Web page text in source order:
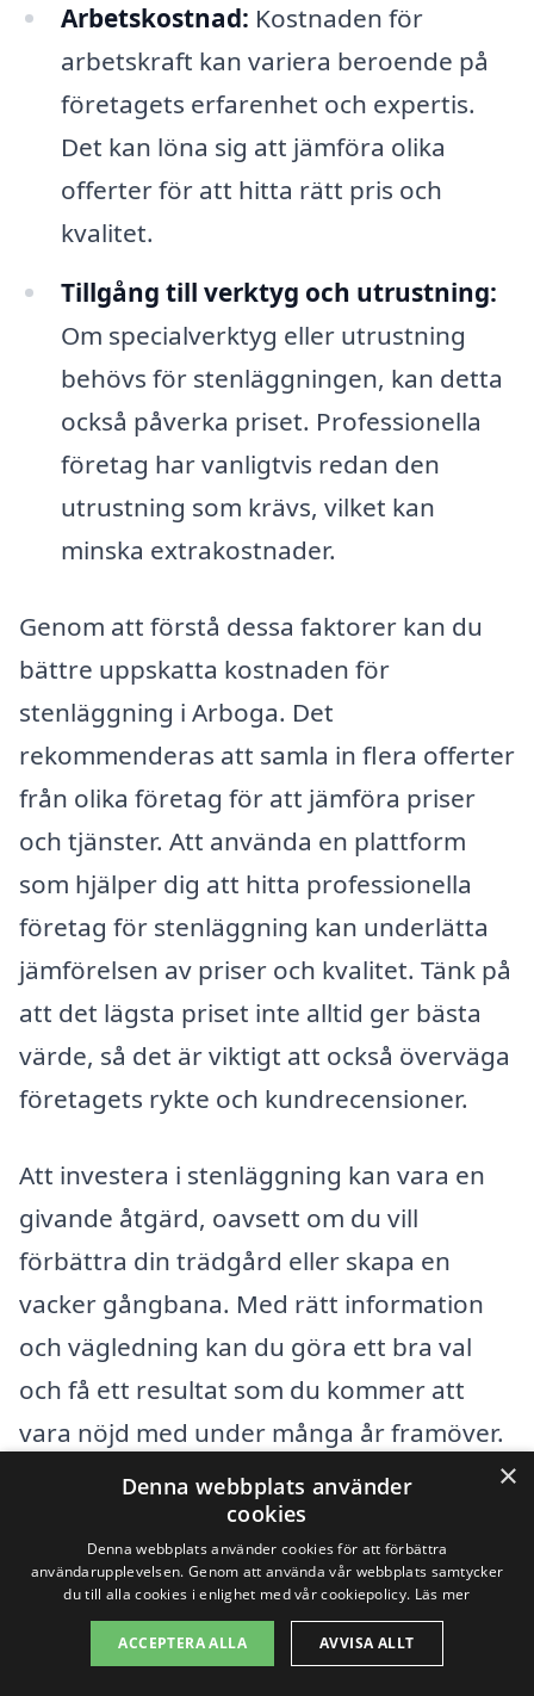
Arbetskostnad: Kostnaden för
arbetskraft kan variera beroende på
företagets erfarenhet och expertis.
Det kan löna sig att jämföra olika
offerter för att hitta rätt pris och
kvalitet.
Tillgång till verktyg och utrustning:
Om specialverktyg eller utrustning
behövs för stenläggningen, kan detta
också påverka priset. Professionella
företag har vanligtvis redan den
utrustning som krävs, vilket kan
minska extrakostnader.
Genom att förstå dessa faktorer kan du
bättre uppskatta kostnaden för
stenläggning i Arboga. Det
rekommenderas att samla in flera offerter
från olika företag för att jämföra priser
och tjänster. Att använda en plattform
som hjälper dig att hitta professionella
företag för stenläggning kan underlätta
jämförelsen av priser och kvalitet. Tänk på
att det lägsta priset inte alltid ger bästa
värde, så det är viktigt att också överväga
företagets rykte och kundrecensioner.
Att investera i stenläggning kan vara en
givande åtgärd, oavsett om du vill
förbättra din trädgård eller skapa en
vacker gångbana. Med rätt information
och vägledning kan du göra ett bra val
och få ett resultat som du kommer att
vara nöjd med under många år framöver.
Få 3 erbjudanden, gratis och utan
förpliktelser
×
Denna webbplats använder
cookies
Denna webbplats använder cookies för att förbättra
användarupplevelsen. Genom att använda vår webbplats samtycker
du till alla cookies i enlighet med vår cookiepolicy. Läs mer
ACCEPTERA ALLA AVVISA ALLT